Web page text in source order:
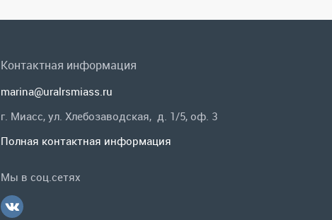
Контактная информация
г. Миасс, ул. Хлебозаводская, д. 1/5, оф. 3
Полная контактная информация